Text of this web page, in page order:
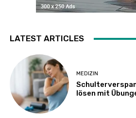
LATEST ARTICLES
MEDIZIN
lösen mit